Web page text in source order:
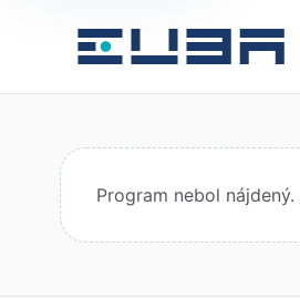
Program nebol nájdený.